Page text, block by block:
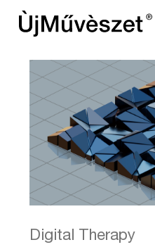
Digital Therapy